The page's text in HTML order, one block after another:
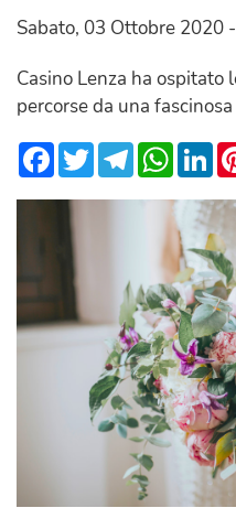
Sabato, 03 Ottobre 2020
Casino Lenza ha ospitato
percorse da una
Facebook
TwitterTelegram